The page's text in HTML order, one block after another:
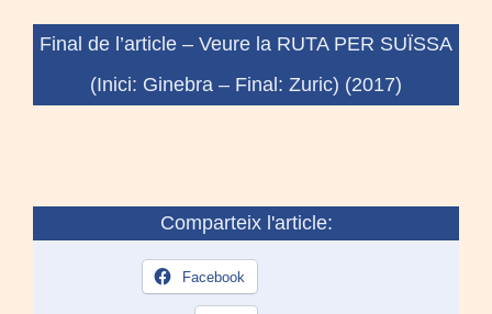
Final de l’article – Veure la RUTA PER SUÏSSA
(Inici: Ginebra – Final: Zuric) (2017)
Comparteix l'article:
Facebook